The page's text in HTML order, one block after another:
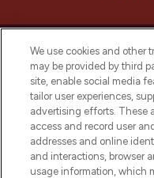
Bądź pierwszą
najnowszych
uznanych
otrzyma
z
We use cookies and other
may be provided by third
site, enable social media
tailor user experiences,
advertising efforts. These
access and record user
addresses and online
and interactions, browser
usage information, which